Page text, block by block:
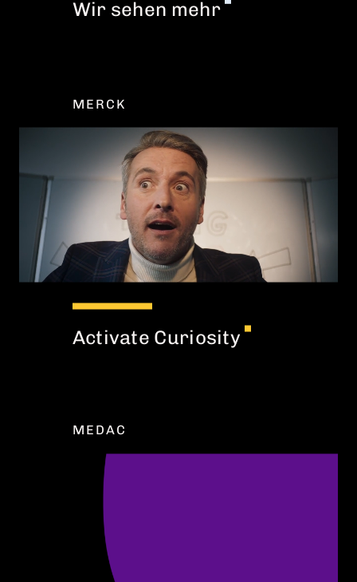
Wir sehen mehr
MERCK
Activate Curiosity
MEDAC